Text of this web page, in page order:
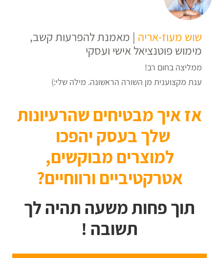
שוש מעוז-אריה | ‏מאמנת להפרעות קשב,
מימוש פוטנציאל אישי ועסקי‏‏
ממליצה בחום רב!
ענת מקצוענית מן השורה הראשונה. מילה שלי:)
אז איך מבטיחים שהרעיונות
שלך בעסק יהפכו
למוצרים מבוקשים,
אטרקטיביים ורווחיים?
תוך פחות משעה תהיה לך
תשובה !